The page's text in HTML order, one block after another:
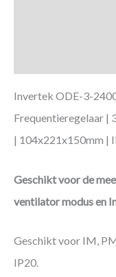
Invertek ODE-3-
Frequentieregelaar |
| 104x221x150mm |
Geschikt voor de
ventilator modus en
Geschikt voor IM,
IP20.